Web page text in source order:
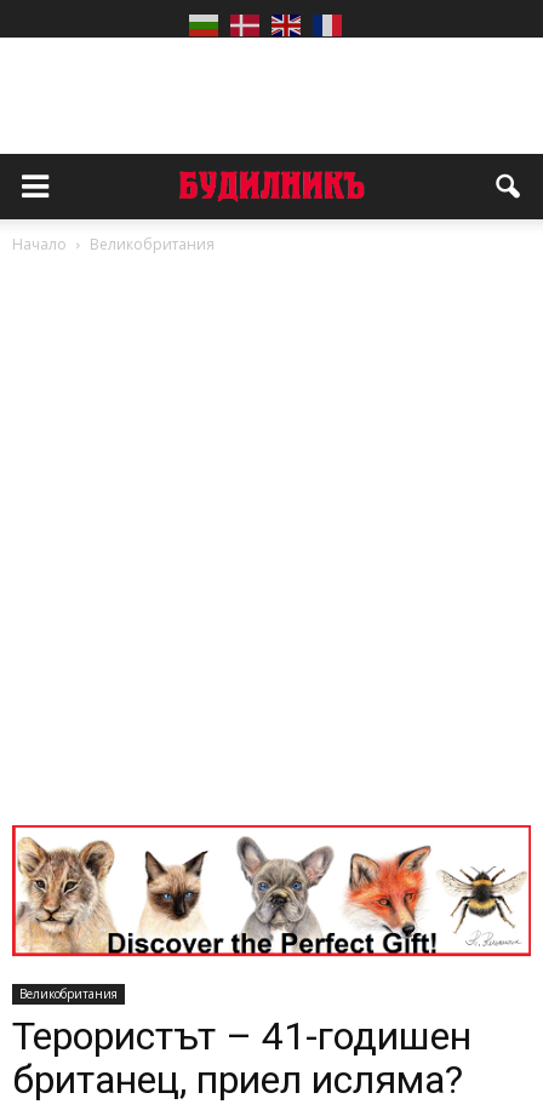
Начало Великобритания
Великобритания
Терористът – 41-годишен
британец, приел исляма?